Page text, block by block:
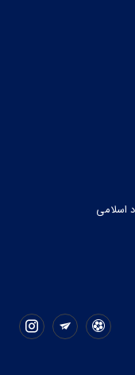
اسلامی